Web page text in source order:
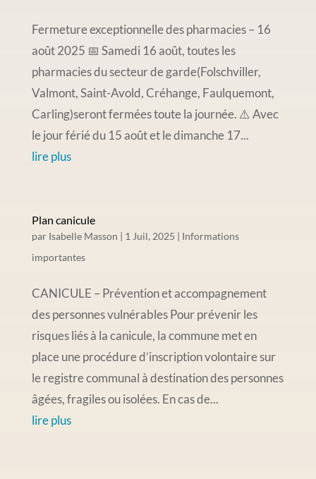
Fermeture exceptionnelle des pharmacies – 16
août 2025 📅 Samedi 16 août, toutes les
pharmacies du secteur de garde(Folschviller,
Valmont, Saint-Avold, Créhange, Faulquemont,
Carling)seront fermées toute la journée. ⚠️ Avec
le jour férié du 15 août et le dimanche 17...
lire plus
Plan canicule
par Isabelle Masson | 1 Juil, 2025 | Informations
importantes
CANICULE – Prévention et accompagnement
des personnes vulnérables Pour prévenir les
risques liés à la canicule, la commune met en
place une procédure d’inscription volontaire sur
le registre communal à destination des personnes
âgées, fragiles ou isolées. En cas de...
lire plus